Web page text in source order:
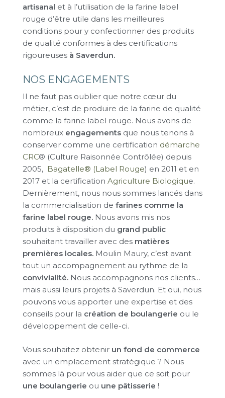
artisanal et à l’utilisation de la farine label
rouge d’être utile dans les meilleures
conditions pour y confectionner des produits
de qualité conformes à des certifications
rigoureuses à Saverdun.
NOS ENGAGEMENTS
Il ne faut pas oublier que notre cœur du
métier, c’est de produire de la farine de qualité
comme la farine label rouge. Nous avons de
nombreux engagements que nous tenons à
conserver comme une certification démarche
CRC® (Culture Raisonnée Contrôlée) depuis
2005, Bagatelle® (Label Rouge) en 2011 et en
2017 et la certification Agriculture Biologique.
Dernièrement, nous nous sommes lancés dans
la commercialisation de farines comme la
farine label rouge. Nous avons mis nos
produits à disposition du grand public
souhaitant travailler avec des matières
premières locales. Moulin Maury, c’est avant
tout un accompagnement au rythme de la
convivialité. Nous accompagnons nos clients…
mais aussi leurs projets à Saverdun. Et oui, nous
pouvons vous apporter une expertise et des
conseils pour la création de boulangerie ou le
développement de celle-ci.
Vous souhaitez obtenir un fond de commerce
avec un emplacement stratégique ? Nous
sommes là pour vous aider que ce soit pour
une boulangerie ou une pâtisserie !